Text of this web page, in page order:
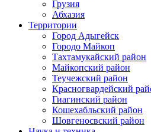
Грузия
Абхазия
Территории
Город Адыгейск
Городо Майкоп
Тахтамукайский район
Майкопский район
Теучежский район
Красногвардейский
Гиагинский район
Кошехабльский район
Шовгеносвский район